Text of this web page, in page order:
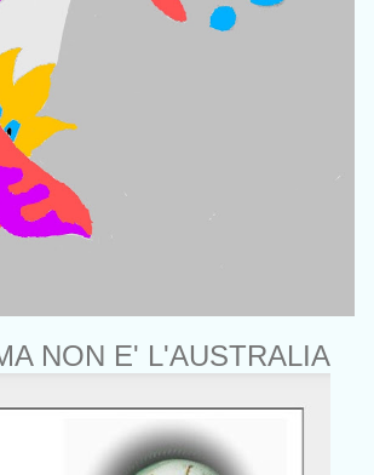
NON E' L'AUSTRALIA